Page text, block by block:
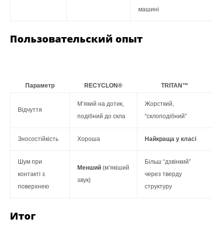
машині
Пользовательский опыт
Параметр RECYCLON® TRITAN™
Відчуття
М’який на дотик,
подібний до скла
Жорсткий,
“склоподібний”
Зносостійкість Хороша Найкраща у класі
Шум при
контакті з
поверхнею
Менший (м’якіший
звук)
Більш “дзвінкий”
через тверду
структуру
Итог